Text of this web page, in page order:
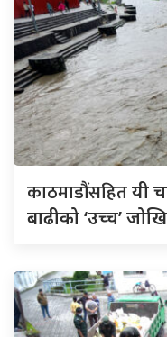
काठमाडौंसहितयी
बाढीको ‘उच्च’